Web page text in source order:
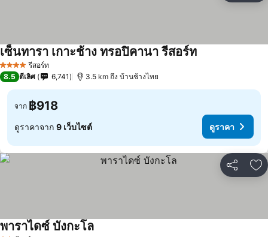
4 ดาว รีสอร์ท
เซ็นทารา เกาะช้าง ทรอปิคานา รีสอร์ทดูราคา
8.5 ดีเลิศ 6,741 3.5 km ถึง บ้านช้างไทย
จาก ฿918
ดูราคาจาก 9 เว็บไซต์ ดูราคา
แชร์ เ
พาราไดซ์ บังกะโลดูราคา